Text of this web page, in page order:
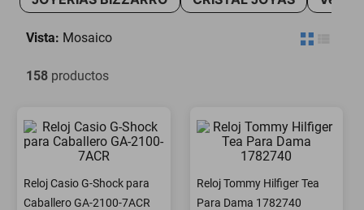
Vista: Mosaico
158 productos
Reloj Casio G-Shock para
Caballero GA-2100-7ACR
Reloj Tommy Hilfiger Tea
Para Dama 1782740